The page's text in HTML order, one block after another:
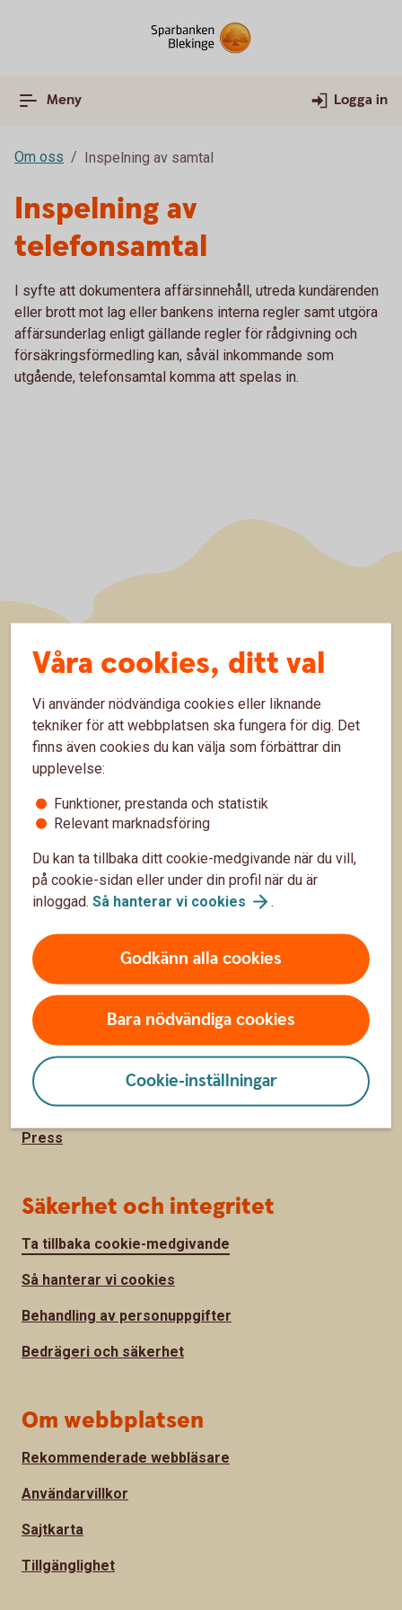
Meny Logga in
Om oss Inspelning av samtal
Inspelning av
telefonsamtal
I syfte att dokumentera affärsinnehåll, utreda kundärenden
eller brott mot lag eller bankens interna regler samt utgöra
affärsunderlag enligt gällande regler för rådgivning och
försäkringsförmedling kan, såväl inkommande som
utgående, telefonsamtal komma att spelas in.
Våra cookies, ditt val
Vi använder nödvändiga cookies eller liknande
tekniker för att webbplatsen ska fungera för dig. Det
finns även cookies du kan välja som förbättrar din
upplevelse:
Funktioner, prestanda och statistik
Relevant marknadsföring
Du kan ta tillbaka ditt cookie-medgivande när du vill,
på cookie-sidan eller under din profil när du är
inloggad. Så hanterar vi cookies .
Godkänn alla cookies
Bara nödvändiga cookies
Cookie-inställningar
Sidfot
Hitta snabbt
Kundservice
Spärrhjälp
Hitta bankkontor
Bli kund
Priser, räntor och kurser
Om Sparbanken Blekinge
Hållbarhet
Samhällsengagemang
Redaktionellt från banken
Jobba hos oss
Press
Säkerhet och integritet
Ta tillbaka cookie-medgivande
Så hanterar vi cookies
Behandling av personuppgifter
Bedrägeri och säkerhet
Om webbplatsen
Rekommenderade webbläsare
Användarvillkor
Sajtkarta
Tillgänglighet